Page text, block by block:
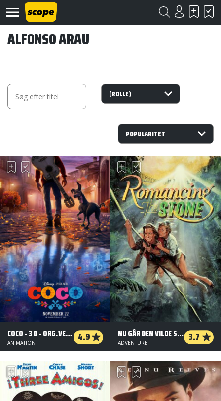
Om
©
Scope
2020
ALFONSO ARAU
COCO - 3 D - ORG.VERS. 4.9
ANIMATION
NU GÅR DEN VILDE SKATTEJAGT 3.7
ADVENTURE